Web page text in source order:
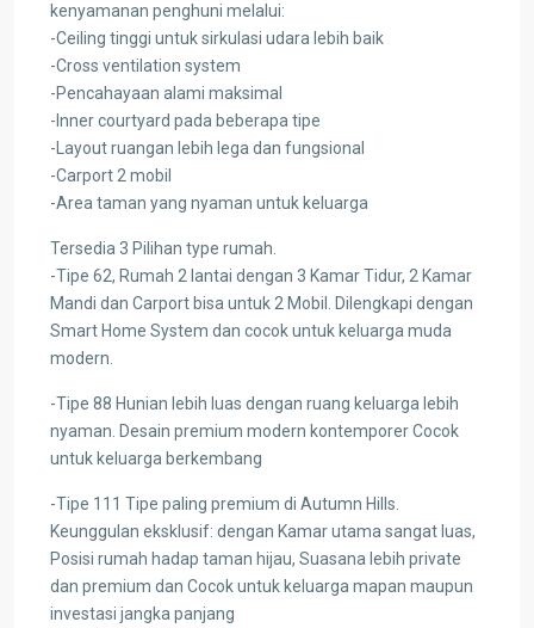
kenyamanan penghuni melalui:
-Ceiling tinggi untuk sirkulasi udara lebih baik
-Cross ventilation system
-Pencahayaan alami maksimal
-Inner courtyard pada beberapa tipe
-Layout ruangan lebih lega dan fungsional
-Carport 2 mobil
-Area taman yang nyaman untuk keluarga
Tersedia 3 Pilihan type rumah.
-Tipe 62, Rumah 2 lantai dengan 3 Kamar Tidur, 2 Kamar
Mandi dan Carport bisa untuk 2 Mobil. Dilengkapi dengan
Smart Home System dan cocok untuk keluarga muda
modern.
-Tipe 88 Hunian lebih luas dengan ruang keluarga lebih
nyaman. Desain premium modern kontemporer Cocok
untuk keluarga berkembang
-Tipe 111 Tipe paling premium di Autumn Hills.
Keunggulan eksklusif: dengan Kamar utama sangat luas,
Posisi rumah hadap taman hijau, Suasana lebih private
dan premium dan Cocok untuk keluarga mapan maupun
investasi jangka panjang